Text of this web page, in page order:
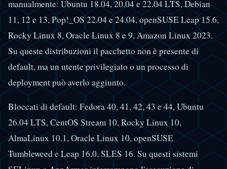
manualmente: Ubuntu 18.04, 20.04 e 22.04 LTS, Debian
11, 12 e 13, Pop!_OS 22.04 e 24.04, openSUSE Leap 15.6,
Rocky Linux 8, Oracle Linux 8 e 9, Amazon Linux 2023.
Su queste distribuzioni il pacchetto non è presente di
default, ma un utente privilegiato o un processo di
deployment può averlo aggiunto.
Bloccati di default: Fedora 40, 41, 42, 43 e 44, Ubuntu
26.04 LTS, CentOS Stream 10, Rocky Linux 10,
AlmaLinux 10.1, Oracle Linux 10, openSUSE
Tumbleweed e Leap 16.0, SLES 16. Su questi sistemi